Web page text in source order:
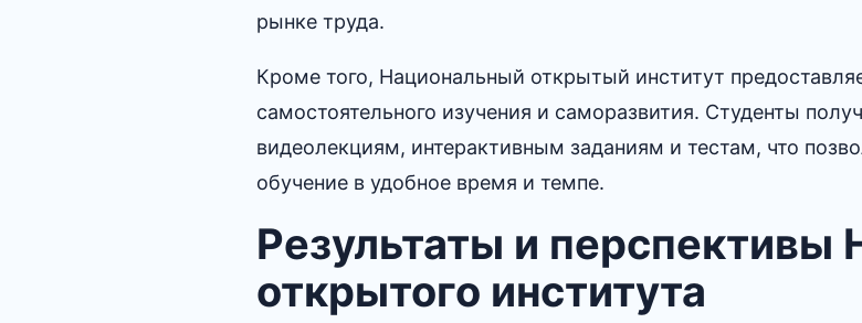
рынке труда.​
Кроме того, Национальный открытый институт
самостоятельного изучения и саморазвития.​ Студенты
видеолекциям, интерактивным заданиям и тестам, что
обучение в удобное время и темпе.
Результаты и перспективы
открытого института